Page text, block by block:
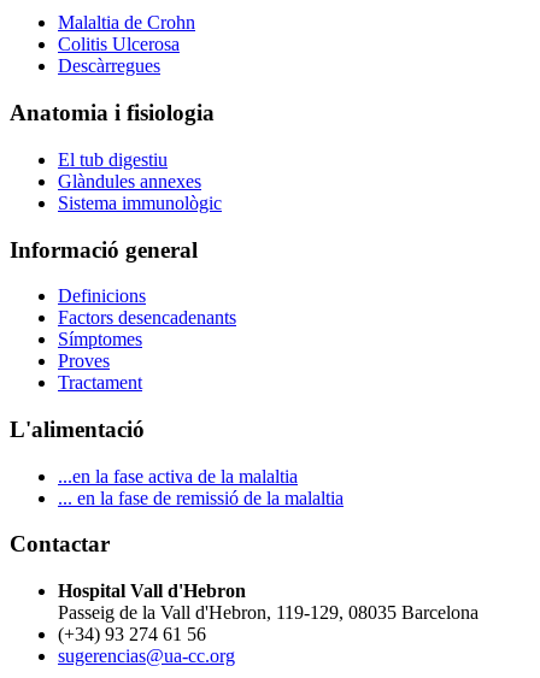
Malaltia de Crohn
Colitis Ulcerosa
Descàrregues
Anatomia i fisiologia
El tub digestiu
Glàndules annexes
Sistema immunològic
Informació general
Definicions
Factors desencadenants
Símptomes
Proves
Tractament
L'alimentació
...en la fase activa de la malaltia
... en la fase de remissió de la malaltia
Contactar
Hospital Vall d'Hebron
Passeig de la Vall d'Hebron, 119-129, 08035 Barcelona
(+34) 93 274 61 56
sugerencias@ua-cc.org